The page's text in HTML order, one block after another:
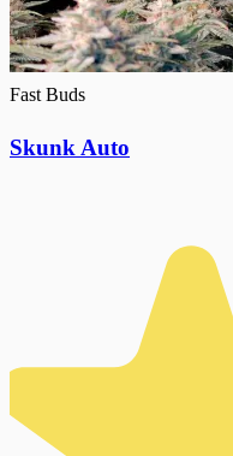
Fast Buds
Skunk Auto